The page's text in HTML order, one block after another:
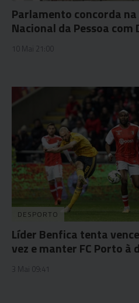
Parlamento concorda
Nacional da Pessoa
10 Mai 21:00
DESPORTO
Líder Benfica tenta
vez e manter FC Porto à
3 Mai 09:41